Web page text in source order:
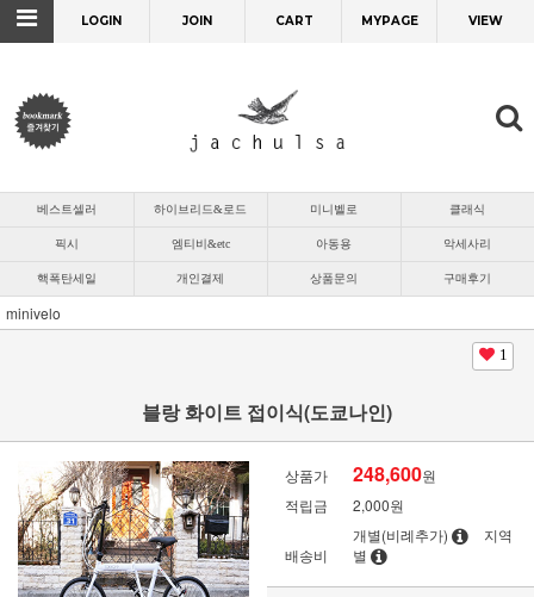
LOGIN JOIN CART MYPAGE VIEW
베스트셀러 하이브리드&로드 미니벨로 클래식
픽시 엠티비&etc 아동용 악세사리
핵폭탄세일 개인결제 상품문의 구매후기
minivelo
1
블랑 화이트 접이식(도쿄나인)
상품가 248,600원
적립금
2,000원
배송비
개별(비례추가)
지역
별